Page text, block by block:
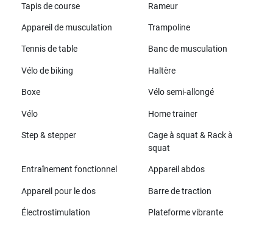
Tapis de course Rameur
Appareil de musculation Trampoline
Tennis de table Banc de musculation
Vélo de biking Haltère
Boxe Vélo semi-allongé
Vélo Home trainer
Step & stepper
Cage à squat & Rack à
squat
Entraînement fonctionnel Appareil abdos
Appareil pour le dos Barre de traction
Électrostimulation Plateforme vibrante